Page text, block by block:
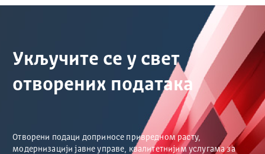
Укључите се у свет
отворених података
Отворени подаци доприносе привредном расту,
модернизацији јавне управе, квалитетнијим услугама за